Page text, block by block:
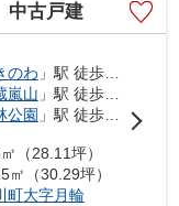
古戸建
のわ 」駅 徒歩6分
嵐山 」駅 徒歩21分
公園 」駅 徒歩42分
（28.11坪）
㎡（30.29坪）
町大字月輪